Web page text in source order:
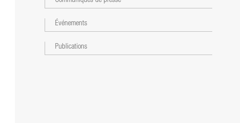
Événements
Publications